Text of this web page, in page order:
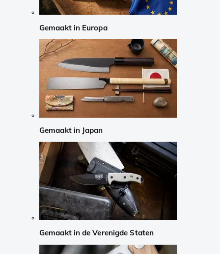
Gemaakt in Europa
Gemaakt in Japan
Gemaakt in de Verenigde Staten